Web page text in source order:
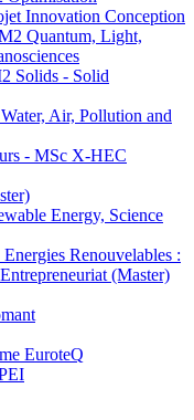
Innovation Conception
Quantum, Light,
Solids - Solid
Air, Pollution and
- MSc X-HEC
Energy, Science
Renouvelables :
(Master)
EuroteQ